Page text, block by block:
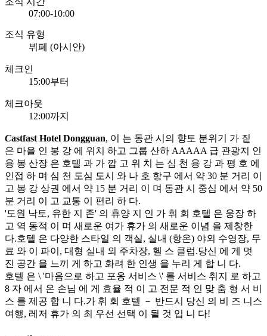
07:00-10:00
조식 유형
뷔페 (아시안)
체크인
15:00부터
체크아웃
12:00까지
Castfast Hotel Dongguan, 이 는 동관 시의 향토 분위기 가 짙
은 마을 인 봉 강 에 위치 하고 그룹 산하 AAAAA 급 관광지 인
용 봉 산장 은 호텔 과 가 깝 고 위 치 는 심 천 용 강 과 평 호 에
인접 하 며 심 천 도심 도시 와 나 호 항구 에서 약 30 분 거리 이
고 봉 강 상권 에서 약 15 분 거리 이 며 동관 시 중심 에서 약 50
분 거리 이 고 교통 이 편리 하 다.
'도원 낙토, 유한 지 존' 의 휴양 지 인 가 휘 회 호텔 은 웅장 하
고 역 동적 이 며 새로운 여가 휴가 의 새로운 이념 을 제창한
다.호텔 은 다양한 스타일 의 객실, 실내 (항온) 야외 수영장, 무
료 와 이 파이, 대형 실내 외 주차장, 헬 스 클럽.당신 에 게 멋
진 공간 을 느끼 게 하고 화려 한 인생 을 누리 게 합 니 다.
호텔 은 \ '마음으로 하고 포옹 서비스 \' 를 서비스 취지 로 하고
8 자 에서 온 손님 에 게 효율 적 이 고 전문 적 인 맞 춤 형 서 비
스 를 제공 합 니 다.가 휘 회 호텔 － 반드시 당신 의 비 즈 니스
여행, 레저 휴가 의 최 우선 선택 이 될 것 입 니 다!